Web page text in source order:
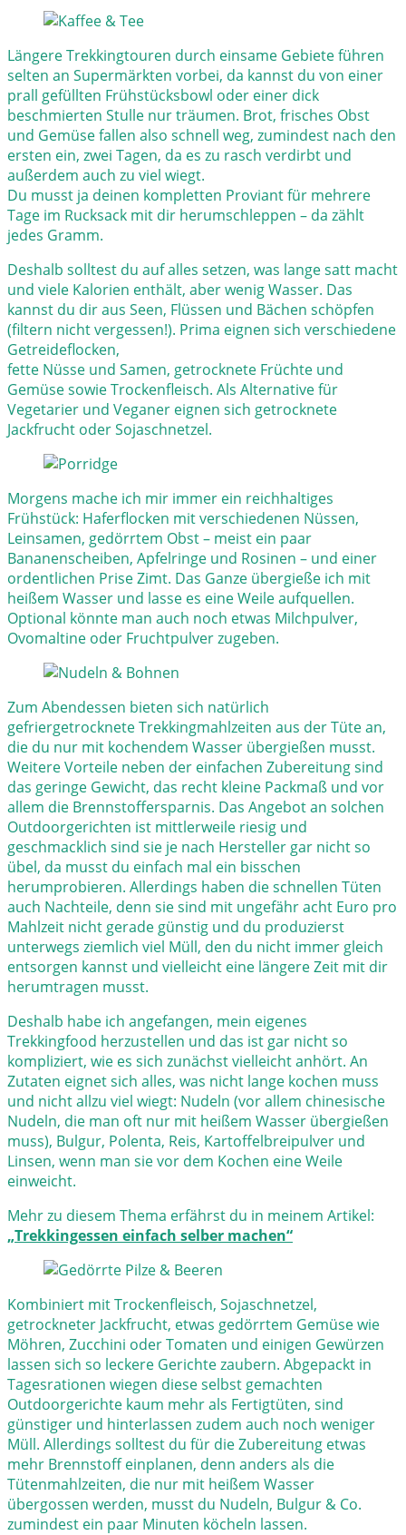
Längere Trekkingtouren durch einsame Gebiete führen
selten an Supermärkten vorbei, da kannst du von einer
prall gefüllten Frühstücksbowl oder einer dick
beschmierten Stulle nur träumen. Brot, frisches Obst
und Gemüse fallen also schnell weg, zumindest nach den
ersten ein, zwei Tagen, da es zu rasch verdirbt und
außerdem auch zu viel wiegt.
Du musst ja deinen kompletten Proviant für mehrere
Tage im Rucksack mit dir herumschleppen – da zählt
jedes Gramm.
Deshalb solltest du auf alles setzen, was lange satt macht
und viele Kalorien enthält, aber wenig Wasser. Das
kannst du dir aus Seen, Flüssen und Bächen schöpfen
(filtern nicht vergessen!). Prima eignen sich verschiedene
Getreideflocken,
fette Nüsse und Samen, getrocknete Früchte und
Gemüse sowie Trockenfleisch. Als Alternative für
Vegetarier und Veganer eignen sich getrocknete
Jackfrucht oder Sojaschnetzel.
Morgens mache ich mir immer ein reichhaltiges
Frühstück: Haferflocken mit verschiedenen Nüssen,
Leinsamen, gedörrtem Obst – meist ein paar
Bananenscheiben, Apfelringe und Rosinen – und einer
ordentlichen Prise Zimt. Das Ganze übergieße ich mit
heißem Wasser und lasse es eine Weile aufquellen.
Optional könnte man auch noch etwas Milchpulver,
Ovomaltine oder Fruchtpulver zugeben.
Zum Abendessen bieten sich natürlich
gefriergetrocknete Trekkingmahlzeiten aus der Tüte an,
die du nur mit kochendem Wasser übergießen musst.
Weitere Vorteile neben der einfachen Zubereitung sind
das geringe Gewicht, das recht kleine Packmaß und vor
allem die Brennstoffersparnis. Das Angebot an solchen
Outdoorgerichten ist mittlerweile riesig und
geschmacklich sind sie je nach Hersteller gar nicht so
übel, da musst du einfach mal ein bisschen
herumprobieren. Allerdings haben die schnellen Tüten
auch Nachteile, denn sie sind mit ungefähr acht Euro pro
Mahlzeit nicht gerade günstig und du produzierst
unterwegs ziemlich viel Müll, den du nicht immer gleich
entsorgen kannst und vielleicht eine längere Zeit mit dir
herumtragen musst.
Deshalb habe ich angefangen, mein eigenes
Trekkingfood herzustellen und das ist gar nicht so
kompliziert, wie es sich zunächst vielleicht anhört. An
Zutaten eignet sich alles, was nicht lange kochen muss
und nicht allzu viel wiegt: Nudeln (vor allem chinesische
Nudeln, die man oft nur mit heißem Wasser übergießen
muss), Bulgur, Polenta, Reis, Kartoffelbreipulver und
Linsen, wenn man sie vor dem Kochen eine Weile
einweicht.
Mehr zu diesem Thema erfährst du in meinem Artikel:
„Trekkingessen einfach selber machen“
Kombiniert mit Trockenfleisch, Sojaschnetzel,
getrockneter Jackfrucht, etwas gedörrtem Gemüse wie
Möhren, Zucchini oder Tomaten und einigen Gewürzen
lassen sich so leckere Gerichte zaubern. Abgepackt in
Tagesrationen wiegen diese selbst gemachten
Outdoorgerichte kaum mehr als Fertigtüten, sind
günstiger und hinterlassen zudem auch noch weniger
Müll. Allerdings solltest du für die Zubereitung etwas
mehr Brennstoff einplanen, denn anders als die
Tütenmahlzeiten, die nur mit heißem Wasser
übergossen werden, musst du Nudeln, Bulgur & Co.
zumindest ein paar Minuten köcheln lassen.